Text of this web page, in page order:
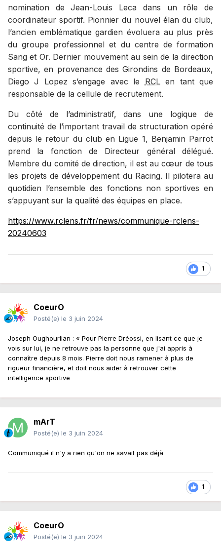
nomination de Jean-Louis Leca dans un rôle de
coordinateur sportif. Pionnier du nouvel élan du club,
l’ancien emblématique gardien évoluera au plus près
du groupe professionnel et du centre de formation
Sang et Or. Dernier mouvement au sein de la direction
sportive, en provenance des Girondins de Bordeaux,
Diego J Lopez s’engage avec le RCLen tant que
responsable de la cellule de recrutement.
Du côté de l’administratif, dans une logique de
continuité de l’important travail de structuration opéré
depuis le retour du club en Ligue 1, Benjamin Parrot
prend la fonction de Directeur général délégué.
Membre du comité de direction, il est au cœur de tous
les projets de développement du Racing. Il pilotera au
quotidien l’ensemble des fonctions non sportives en
s’appuyant sur la qualité des équipes en place.
https://www.rclens.fr/fr/news/communique-rclens-
20240603
1
CoeurO
Posté(e) le 3 juin 2024
Joseph Oughourlian : « Pour Pierre Dréossi, en lisant ce que je
vois sur lui, je ne retrouve pas la personne que j'ai appris à
connaître depuis 8 mois. Pierre doit nous ramener à plus de
rigueur financière, et doit nous aider à retrouver cette
intelligence sportive
mArT
Posté(e) le 3 juin 2024
Communiqué il n'y a rien qu'on ne savait pas déjà
1
CoeurO
Posté(e) le 3 juin 2024